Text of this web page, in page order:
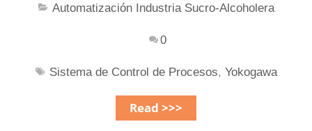
Automatización Industria Sucro-Alcoholera
0
Sistema de Control de Procesos, Yokogawa
Read >>>